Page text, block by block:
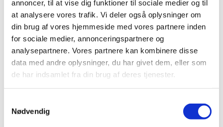
annoncer, til at vise dig funktioner til sociale medier og til
at analysere vores trafik. Vi deler også oplysninger om
din brug af vores hjemmeside med vores partnere inden
for sociale medier, annonceringspartnere og
analysepartnere. Vores partnere kan kombinere disse
data med andre oplysninger, du har givet dem, eller som
de har indsamlet fra din brug af deres tjenester.
Nødvendig
Du vil måske også kunne
lide...